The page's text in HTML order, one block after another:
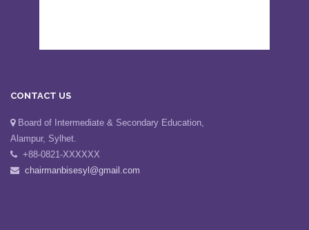
Board of Intermediate & Secondary Education,
Alampur, Sylhet.
+88-0821-XXXXXX